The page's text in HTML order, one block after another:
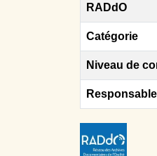
RADdO
Catégorie
Niveau de